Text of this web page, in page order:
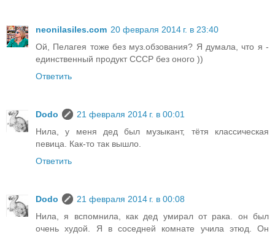
neonilasiles.com 20 февраля 2014 г. в 23:40
Ой, Пелагея тоже без муз.обзования? Я думала, что я -
единственный продукт СССР без оного ))
Ответить
Dodo
21 февраля 2014 г. в 00:01
Нила, у меня дед был музыкант, тётя классическая
певица. Как-то так вышло.
Ответить
Dodo
21 февраля 2014 г. в 00:08
Нила, я вспомнила, как дед умирал от рака. он был
очень худой. Я в соседней комнате учила этюд. Он